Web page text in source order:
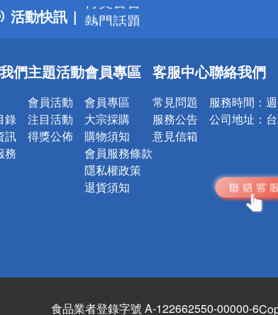
活動快訊
熱門話題
銀行優惠
詐騙網頁！請小心！
們
錄
訊
務
主題活動
會員活動
注目活動
得獎公佈
會員專區
會員專區
大宗採購
購物須知
會員服務條款
隱私權政策
退貨須知
客服中心
常見問題
服務公告
意見信箱
聯絡我們
服務時間：
公司地址：
食品業者登錄字號 A-122662550-00000-6